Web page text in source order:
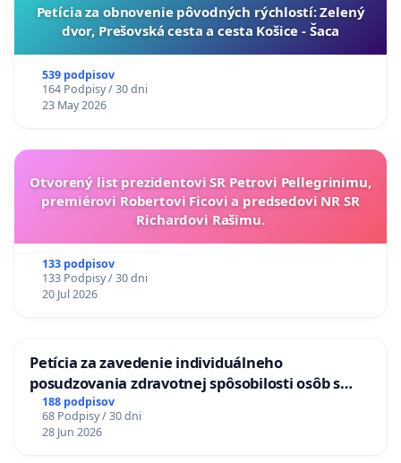
​Petícia za obnovenie pôvodných rýchlostí: Zelený
dvor, Prešovská cesta a cesta Košice - Šaca
539 podpisov
164 Podpisy / 30 dni
23 May 2026
Otvorený list prezidentovi SR Petrovi Pellegrinimu,
premiérovi Robertovi Ficovi a predsedovi NR SR
Richardovi Rašimu.
133 podpisov
133 Podpisy / 30 dni
20 Jul 2026
Petícia za zavedenie individuálneho
posudzovania zdravotnej spôsobilosti osôb s
diabetom 1. a 2. typu pri prijímaní do
Policajného zboru SR
188 podpisov
68 Podpisy / 30 dni
28 Jun 2026